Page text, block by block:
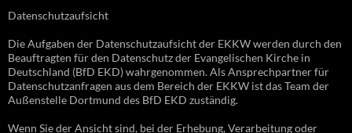
Datenschutzaufsicht
Die Aufgaben der Datenschutzaufsicht der EKKW werden durch den
Beauftragten für den Datenschutz der Evangelischen Kirche in
Deutschland (BfD EKD) wahrgenommen. Als Ansprechpartner für
Datenschutzanfragen aus dem Bereich der EKKW ist das Team der
Außenstelle Dortmund des BfD EKD zuständig.
Wenn Sie der Ansicht sind, bei der Erhebung, Verarbeitung oder